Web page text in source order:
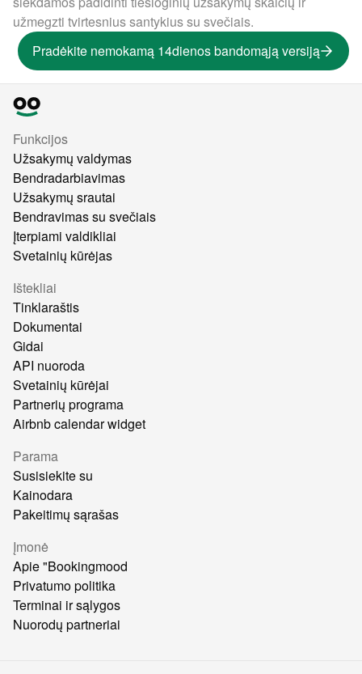
užmegzti tvirtesnius santykius su svečiais.
Pradėkite nemokamą 14dienos bandomąją versiją
Funkcijos
Užsakymų valdymas
Bendradarbiavimas
Užsakymų srautai
Bendravimas su svečiais
Įterpiami valdikliai
Svetainių kūrėjas
Ištekliai
Tinklaraštis
Dokumentai
Gidai
API nuoroda
Svetainių kūrėjai
Partnerių programa
Airbnb calendar widget
Parama
Susisiekite su
Kainodara
Pakeitimų sąrašas
Įmonė
Apie "Bookingmood
Privatumo politika
Terminai ir sąlygos
Nuorodų partneriai